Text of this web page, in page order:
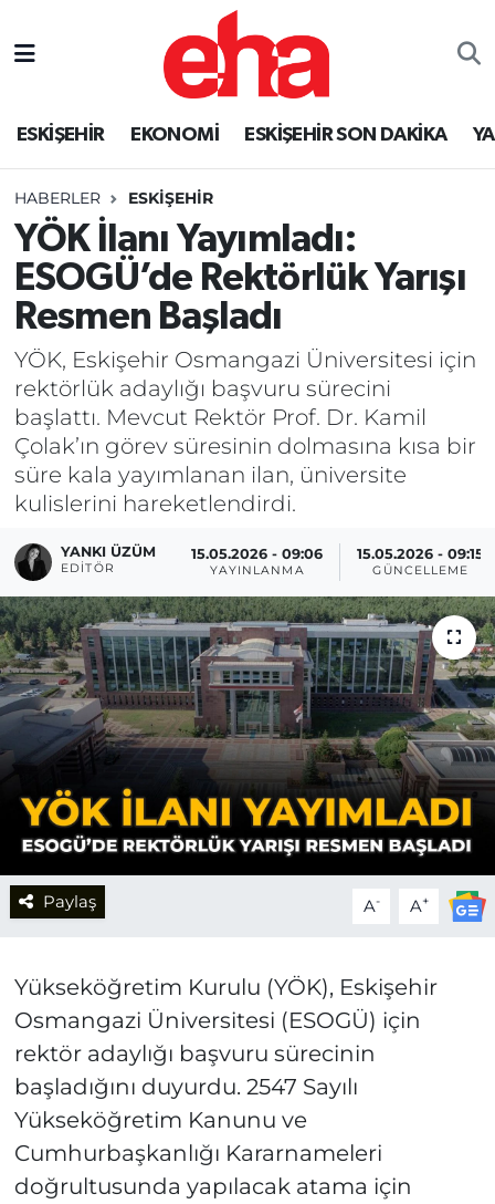
ESKİŞEHİR EKONOMİ ESKİŞEHİR SON DAKİKA
HABERLER ESKİŞEHİR
YÖK İlanı Yayımladı:
ESOGÜ’de Rektörlük Yarışı
Resmen Başladı
YÖK, Eskişehir Osmangazi Üniversitesi için
rektörlük adaylığı başvuru sürecini
başlattı. Mevcut Rektör Prof. Dr. Kamil
Çolak’ın görev süresinin dolmasına kısa bir
süre kala yayımlanan ilan, üniversite
kulislerini hareketlendirdi.
YANKI ÜZÜM
EDITÖR
15.05.2026 - 09:06
YAYINLANMA
15.05.2026 - 09:15
GÜNCELLEME
Paylaş A- A+
Yükseköğretim Kurulu (YÖK), Eskişehir
Osmangazi Üniversitesi (ESOGÜ) için
rektör adaylığı başvuru sürecinin
başladığını duyurdu. 2547 Sayılı
Yükseköğretim Kanunu ve
Cumhurbaşkanlığı Kararnameleri
doğrultusunda yapılacak atama için